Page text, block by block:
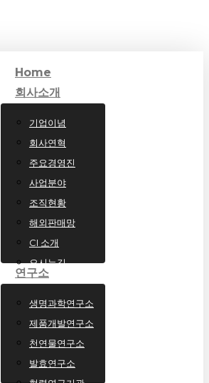
Home
회사소개
기업이념
회사연혁
주요경영진
사업분야
조직현황
해외판매망
CI 소개
오시는길
연구소
생명과학연구소
제품개발연구소
천연물연구소
발효연구소